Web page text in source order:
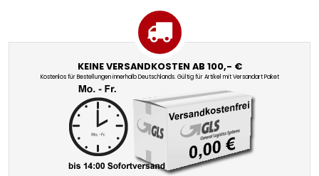
KEINE VERSANDKOSTEN AB 100,- €
Kostenlos für Bestellungen innerhalb Deutschlands. Gültig für Artikel mit Versandart Paket